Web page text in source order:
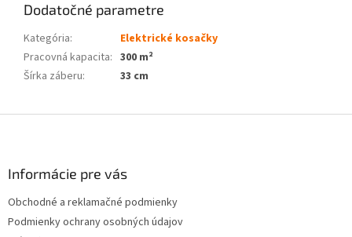
Dodatočné parametre
Kategória:
Elektrické kosačky
Pracovná kapacita: 300 m²
Šírka záberu: 33 cm
Informácie pre vás
Obchodné a reklamačné podmienky
Podmienky ochrany osobných údajov